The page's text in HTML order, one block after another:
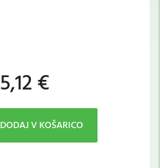
5,12 €
DODAJ V KOŠARICO